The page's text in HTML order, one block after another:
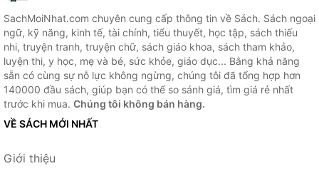
SachMoiNhat.com chuyên cung cấp thông tin về Sách. Sách ngoại
ngữ, kỹ năng, kinh tế, tài chính, tiểu thuyết, học tập, sách thiếu
nhi, truyện tranh, truyện chữ, sách giáo khoa, sách tham khảo,
luyện thi, y học, mẹ và bé, sức khỏe, giáo dục... Bằng khả năng
sẵn có cùng sự nỗ lực không ngừng, chúng tôi đã tổng hợp hơn
140000 đầu sách, giúp bạn có thể so sánh giá, tìm giá rẻ nhất
trước khi mua. Chúng tôi không bán hàng.
VỀ SÁCH MỚI NHẤT
Giới thiệu